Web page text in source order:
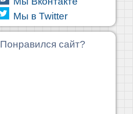
Мы в Twitter
Понравился сайт?